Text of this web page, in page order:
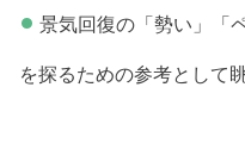
景気回復の「勢い」「
を探るための参考として